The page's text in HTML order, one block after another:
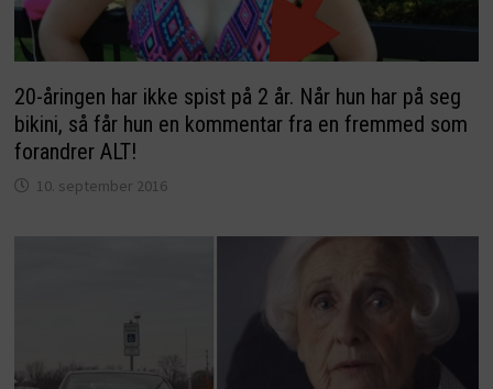
20-åringen har ikke spist på 2 år. Når hun har på seg
bikini, så får hun en kommentar fra en fremmed som
forandrer ALT!
10. september 2016